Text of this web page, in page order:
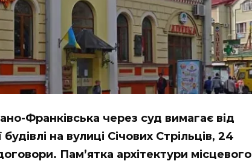
Франківська через суд вимагає від
на вулиці Січових Стрільців, 24
Пам’ятка архітектури місцевого